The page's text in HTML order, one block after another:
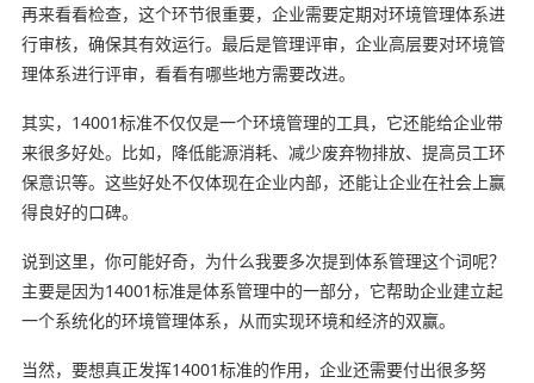
再来看看检查，这个环节很重要，企业需要定期对环境管理体系进
行审核，确保其有效运行。最后是管理评审，企业高层要对环境管
理体系进行评审，看看有哪些地方需要改进。
其实，14001标准不仅仅是一个环境管理的工具，它还能给企业带
来很多好处。比如，降低能源消耗、减少废弃物排放、提高员工环
保意识等。这些好处不仅体现在企业内部，还能让企业在社会上赢
得良好的口碑。
说到这里，你可能好奇，为什么我要多次提到体系管理这个词呢？
主要是因为14001标准是体系管理中的一部分，它帮助企业建立起
一个系统化的环境管理体系，从而实现环境和经济的双赢。
当然，要想真正发挥14001标准的作用，企业还需要付出很多努